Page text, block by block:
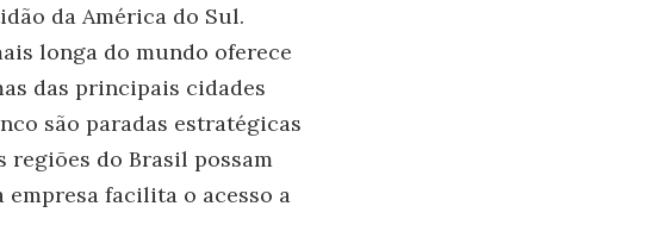
da América do Sul.
longa do mundo oferece
das principais cidades
são paradas estratégicas
regiões do Brasil possam
facilita o acesso a